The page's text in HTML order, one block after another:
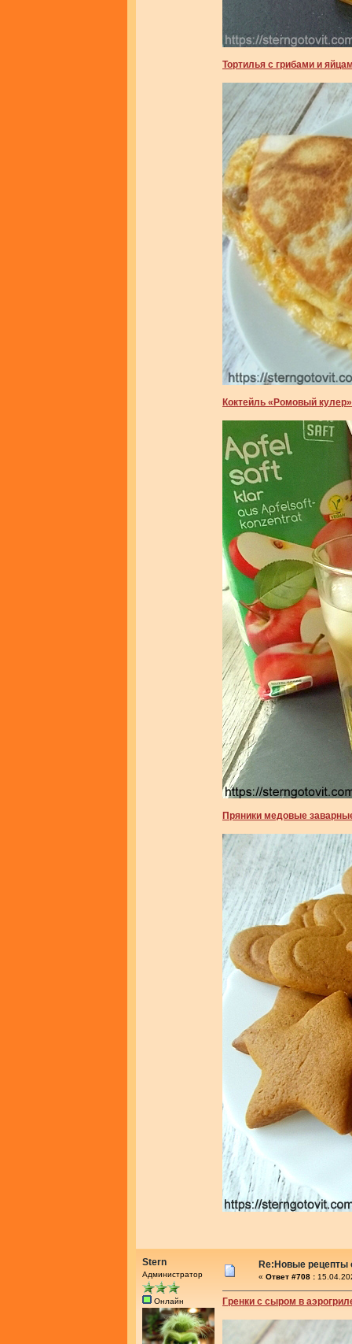
Тортилья с грибами и
Коктейль «Ромовый кулер»
Пряники медовые
Stern
Администратор
Онлайн
Re:Новые рецепты
« Ответ #708 :
Гренки с сыром в